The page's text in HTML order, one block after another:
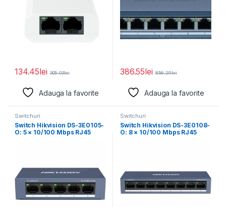
134.45lei 305.03lei
Adauga la favorite
386.55lei 856.29lei
Adauga la favorite
Switchuri
Switch Hikvision DS-3E0105-
O: 5 × 10/100 Mbps RJ45
Switchuri
Switch Hikvision DS-3E0108-
O: 8 × 10/100 Mbps RJ45